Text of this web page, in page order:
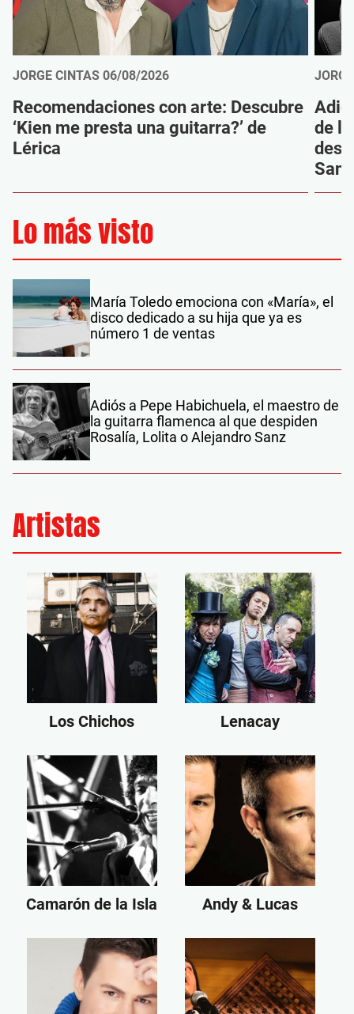
JORGE CINTAS 06/08/2026
Recomendaciones con arte: Descubre
‘Kien me presta una guitarra?’ de
Lérica
de
Sanz
Lo más visto
María Toledo emociona con «María», el
disco dedicado a su hija que ya es
número 1 de ventas
Adiós a Pepe Habichuela, el maestro de
la guitarra flamenca al que despiden
Rosalía, Lolita o Alejandro Sanz
Artistas
Los Chichos Lenacay
Camarón de la Isla Andy & Lucas